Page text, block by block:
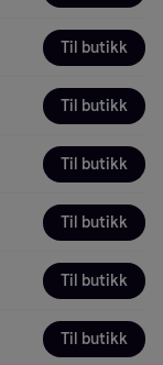
Til butikk
Til butikk
Til butikk
Til butikk
Til butikk
Til butikk